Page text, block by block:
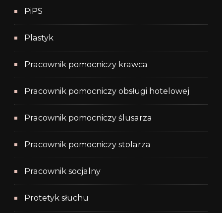
PiPS
Plastyk
Pracownik pomocniczy krawca
Pracownik pomocniczy obsługi hotelowej
Pracownik pomocniczy ślusarza
Pracownik pomocniczy stolarza
Pracownik socjalny
Protetyk słuchu